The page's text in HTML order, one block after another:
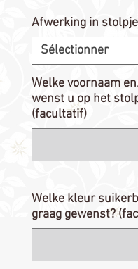
Afwerking in stolpje
Welke voornaam
wenst u op het
(facultatif)
Welke kleur
graag gewenst?